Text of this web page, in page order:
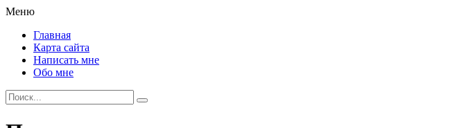
Меню
Главная
Карта сайта
Написать мне
Обо мне